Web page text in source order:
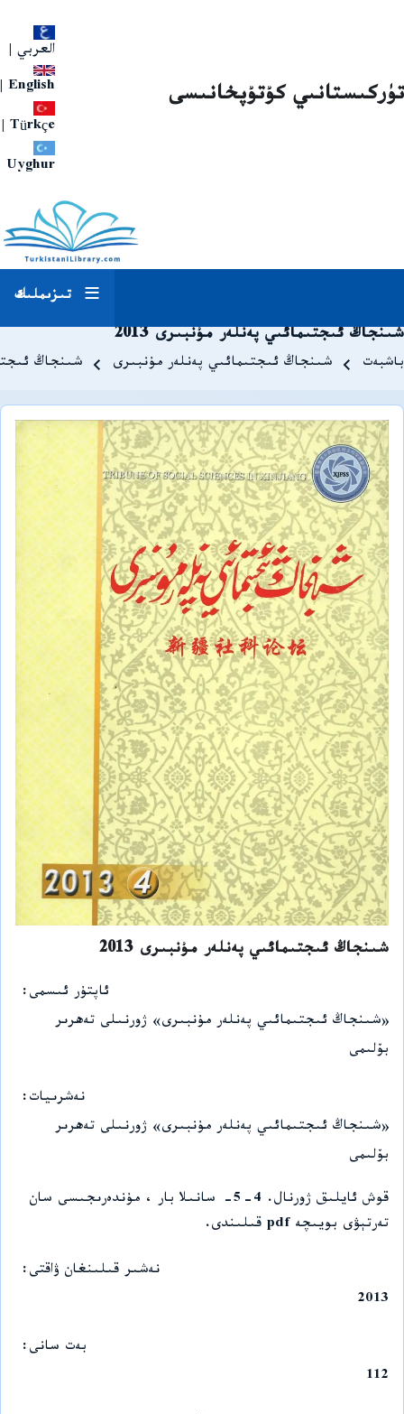
العربي |
English
|
Türkçe
|
Uyghur
تۈركىستانىي كۇتۇپخانىسى
تىزىملىك
شىنجاڭ ئىجتىمائىي پەنلەر مۇنبىرى 2013
Breadcrumb
باشبەت شىنجاڭ ئىجتىمائىي پەنلەر مۇنبىرى شىنجاڭ
شىنجاڭ ئىجتىمائىي پەنلەر مۇنبىرى 2013
ئاپتۇر ئىسمى
«شىنجاڭ ئىجتىمائىي پەنلەر مۇنبىرى» ژورنىلى تەھرىر
بۆلىمى
نەشرىيات
«شىنجاڭ ئىجتىمائىي پەنلەر مۇنبىرى» ژورنىلى تەھرىر
بۆلىمى
قوش ئايلىق ژورنال. 4-5- سانىلا بار ، مۇندەرىجىسى سان
تەرتېۋى بويىچە pdf قىلىندى.
نەشىر قىلىنغان ۋاقتى
2013
بەت سانى
112